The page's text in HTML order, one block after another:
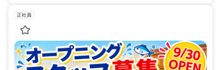
正社員